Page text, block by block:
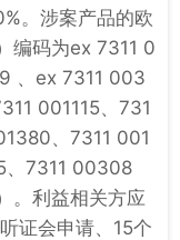
。涉案产品的欧
编码为ex 7311 0
、ex 7311 003
001115、731
、7311 001
、7311 00308
。利益相关方应
证会申请、15个